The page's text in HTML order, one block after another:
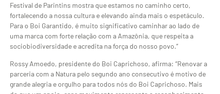
Festival de Parintins mostra que estamos no caminho certo,
fortalecendo a nossa cultura e elevando ainda mais o espetáculo.
Para o Boi Garantido, é muito significativo caminhar ao lado de
uma marca com forte relação com a Amazônia, que respeita a
sociobiodiversidade e acredita na força do nosso povo.”
Rossy Amoedo, presidente do Boi Caprichoso, afirma: “Renovar a
parceria com a Natura pelo segundo ano consecutivo é motivo de
grande alegria e orgulho para todos nós do Boi Caprichoso. Mais